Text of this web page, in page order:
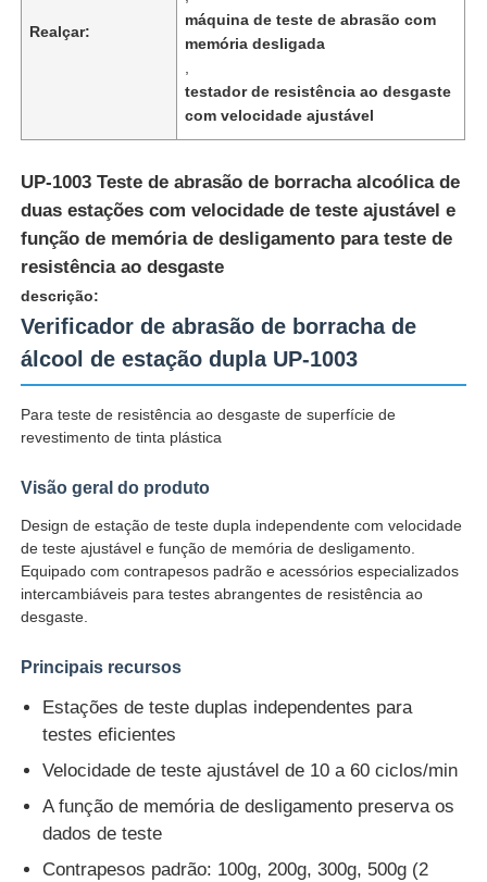
Casa
Produtos
Quem Somos
Controle de Qualidade
Fale Conosco
Pedir um orçamento
Equipamento de testes do laboratório
Câmara de Teste Ambiental
Máquina de teste universal
Realçar:
máquina de teste de abrasão com
memória desligada
testador de resistência ao desgaste
com velocidade ajustável
UP-1003 Teste de abrasão de borracha alcoólica de
duas estações com velocidade de teste ajustável e
função de memória de desligamento para teste de
resistência ao desgaste
descrição:
Verificador de abrasão de borracha de
álcool de estação dupla UP-1003
Para teste de resistência ao desgaste de superfície de
revestimento de tinta plástica
Visão geral do produto
Design de estação de teste dupla independente com velocidade
de teste ajustável e função de memória de desligamento.
Equipado com contrapesos padrão e acessórios especializados
intercambiáveis ​​para testes abrangentes de resistência ao
desgaste.
Principais recursos
Estações de teste duplas independentes para
testes eficientes
Velocidade de teste ajustável de 10 a 60 ciclos/min
A função de memória de desligamento preserva os
dados de teste
Contrapesos padrão: 100g, 200g, 300g, 500g (2